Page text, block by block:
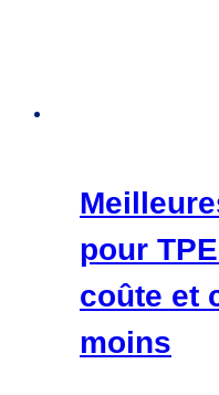
pour
coûte et
moins